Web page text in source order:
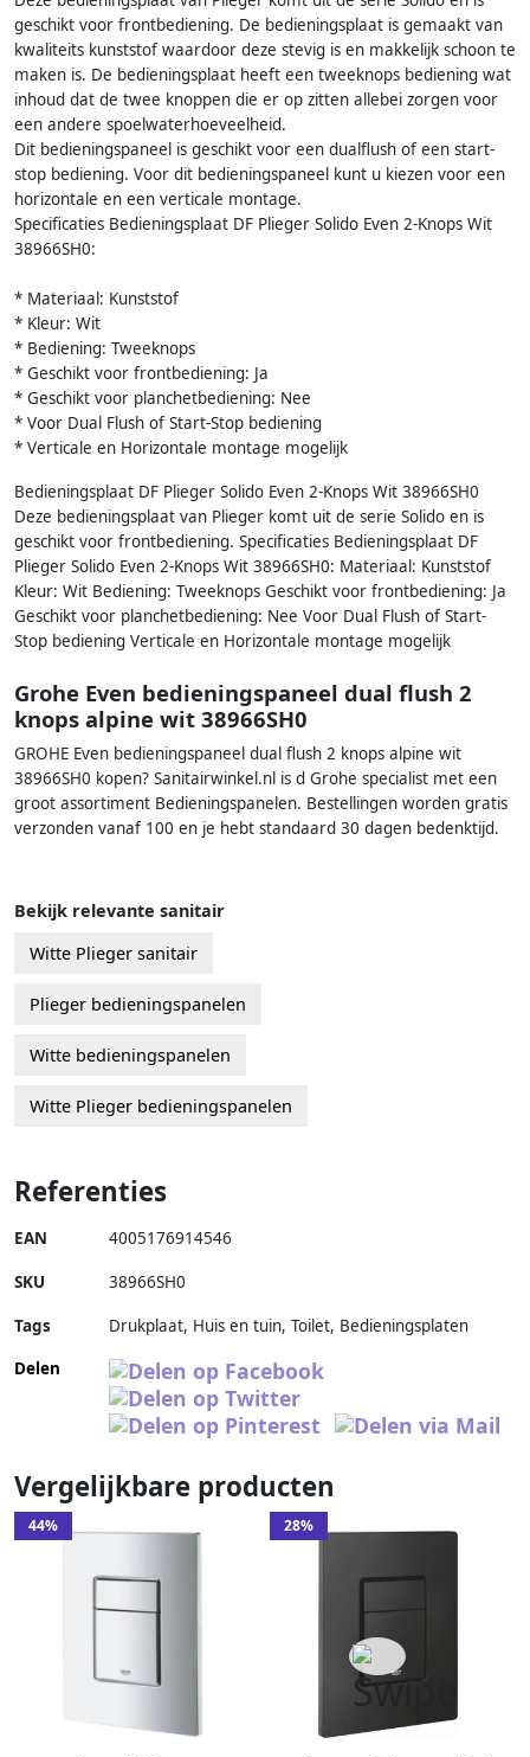
geschikt voor frontbediening. De bedieningsplaat is gemaakt van
kwaliteits kunststof waardoor deze stevig is en makkelijk schoon te
maken is. De bedieningsplaat heeft een tweeknops bediening wat
inhoud dat de twee knoppen die er op zitten allebei zorgen voor
een andere spoelwaterhoeveelheid.
Dit bedieningspaneel is geschikt voor een dualflush of een start-
stop bediening. Voor dit bedieningspaneel kunt u kiezen voor een
horizontale en een verticale montage.
Specificaties Bedieningsplaat DF Plieger Solido Even 2-Knops Wit
38966SH0:
* Materiaal: Kunststof
* Kleur: Wit
* Bediening: Tweeknops
* Geschikt voor frontbediening: Ja
* Geschikt voor planchetbediening: Nee
* Voor Dual Flush of Start-Stop bediening
* Verticale en Horizontale montage mogelijk
Bedieningsplaat DF Plieger Solido Even 2-Knops Wit 38966SH0
Deze bedieningsplaat van Plieger komt uit de serie Solido en is
geschikt voor frontbediening. Specificaties Bedieningsplaat DF
Plieger Solido Even 2-Knops Wit 38966SH0: Materiaal: Kunststof
Kleur: Wit Bediening: Tweeknops Geschikt voor frontbediening: Ja
Geschikt voor planchetbediening: Nee Voor Dual Flush of Start-
Stop bediening Verticale en Horizontale montage mogelijk
Grohe Even bedieningspaneel dual flush 2
knops alpine wit 38966SH0
GROHE Even bedieningspaneel dual flush 2 knops alpine wit
38966SH0 kopen? Sanitairwinkel.nl is d Grohe specialist met een
groot assortiment Bedieningspanelen. Bestellingen worden gratis
verzonden vanaf 100 en je hebt standaard 30 dagen bedenktijd.
Bekijk relevante sanitair
Witte Plieger sanitair
Plieger bedieningspanelen
Witte bedieningspanelen
Witte Plieger bedieningspanelen
Referenties
EAN 4005176914546
SKU 38966SH0
Tags
Drukplaat, Huis en tuin, Toilet, Bedieningsplaten
Delen
Vergelijkbare producten
44% 28%